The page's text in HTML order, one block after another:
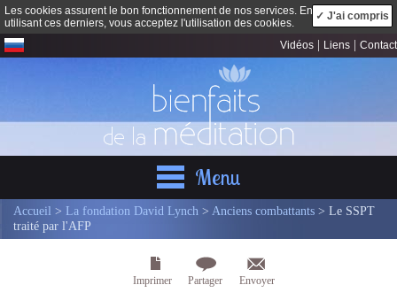
Les cookies assurent le bon fonctionnement de nos services. En
utilisant ces derniers, vous acceptez l'utilisation des cookies.
✓ J'ai compris
Vidéos Liens Contact
Menu
Accueil > La fondation David Lynch > Anciens combattants > Le SSPT
traité par l'AFP
Imprimer Partager Envoyer